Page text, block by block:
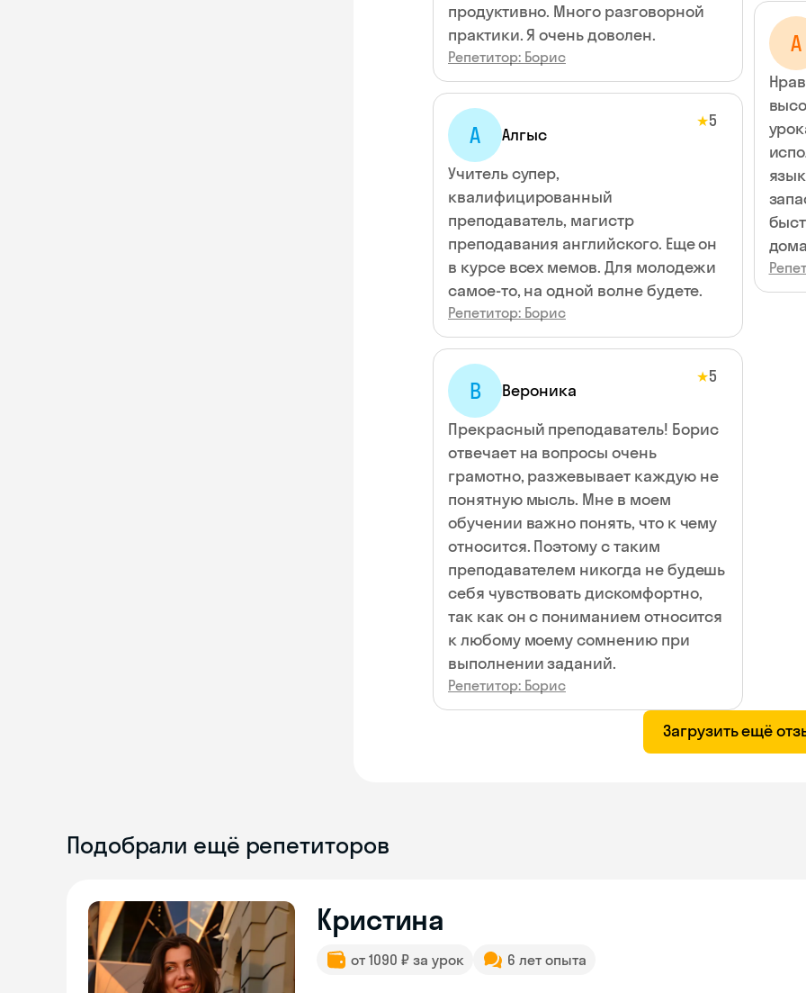
продуктивно. Много разговорной
практики. Я очень доволен.
Репетитор: Борис
А Алгыс
★5
Учитель супер,
квалифицированный
преподаватель, магистр
преподавания английского. Еще он
в курсе всех мемов. Для молодежи
самое-то, на одной волне будете.
Репетитор: Борис
В Вероника
★5
Прекрасный преподаватель! Борис
отвечает на вопросы очень
грамотно, разжевывает каждую не
понятную мысль. Мне в моем
обучении важно понять, что к чему
относится. Поэтому с таким
преподавателем никогда не будешь
себя чувствовать дискомфортно,
так как он с пониманием относится
к любому моему сомнению при
выполнении заданий.
Репетитор: Борис
А
быстрее
Загрузить ещё
Подобрали ещё репетиторов
Кристина
от 1090 ₽ за урок 6 лет опыта